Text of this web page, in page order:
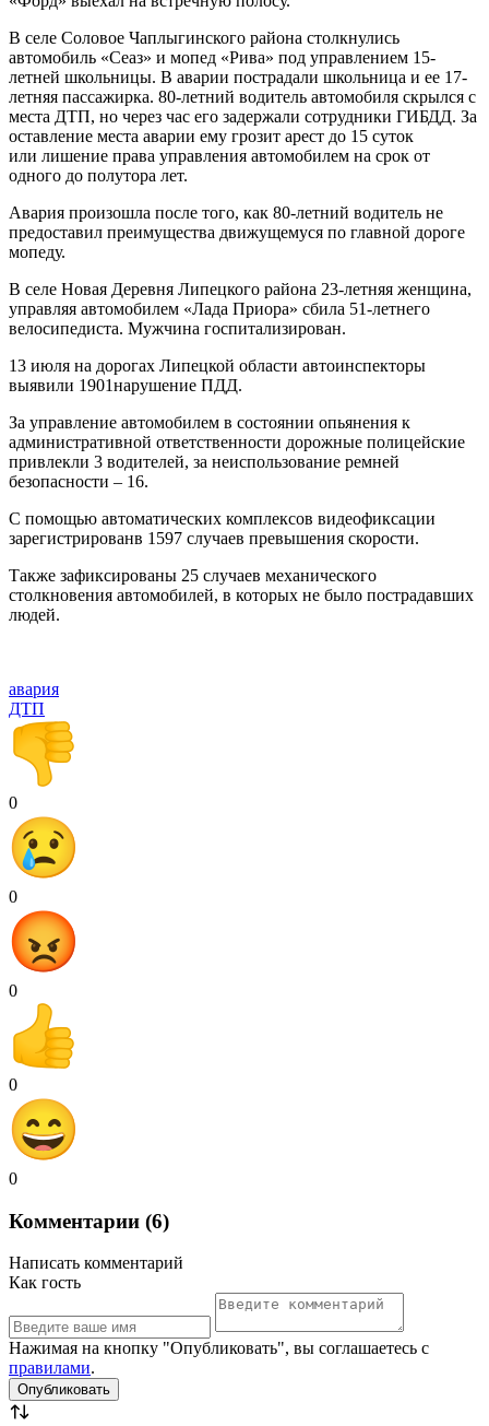
В селе Соловое Чаплыгинского района столкнулись
автомобиль «Сеаз» и мопед «Рива» под управлением 15-
летней школьницы. В аварии пострадали школьница и ее 17-
летняя пассажирка. 80-летний водитель автомобиля скрылся с
места ДТП, но через час его задержали сотрудники ГИБДД. За
оставление места аварии ему грозит арест до 15 суток
или лишение права управления автомобилем на срок от
одного до полутора лет.
Авария произошла после того, как 80-летний водитель не
предоставил преимущества движущемуся по главной дороге
мопеду.
В селе Новая Деревня Липецкого района 23-летняя женщина,
управляя автомобилем «Лада Приора» сбила 51-летнего
велосипедиста. Мужчина госпитализирован.
13 июля на дорогах Липецкой области автоинспекторы
выявили 1901нарушение ПДД.
За управление автомобилем в состоянии опьянения к
административной ответственности дорожные полицейские
привлекли 3 водителей, за неиспользование ремней
безопасности – 16.
С помощью автоматических комплексов видеофиксации
зарегистрированв 1597 случаев превышения скорости.
Также зафиксированы 25 случаев механического
столкновения автомобилей, в которых не было пострадавших
людей.
авария
ДТП
0
0
0
0
0
Комментарии (6)
Написать комментарий
Как гость
Нажимая на кнопку "Опубликовать", вы соглашаетесь с
правилами.